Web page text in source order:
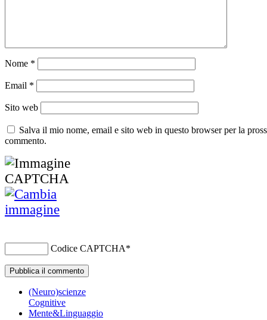
Nome *
Email *
Sito web
Salva il mio nome, email e sito web in questo browser per la
commento.
Codice CAPTCHA*
(Neuro)scienze
Cognitive
Mente&Linguaggio